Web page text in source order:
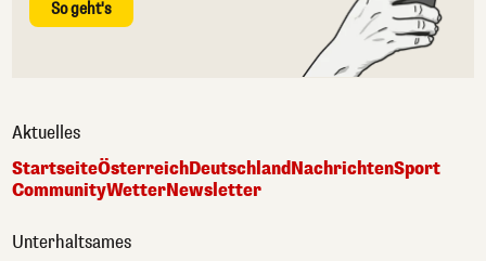
So geht's
Aktuelles
StartseiteÖsterreichDeutschlandNachrichtenSport
CommunityWetterNewsletter
Unterhaltsames